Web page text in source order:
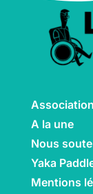
Association
A la une
Nous
Yaka
Mentions